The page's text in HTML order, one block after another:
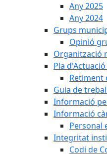
Any 2025
Any 2024
Grups
Opinió
Organització
Pla
Retiment
Guia de
Informació
Informació
Personal
Integritat
Codi de